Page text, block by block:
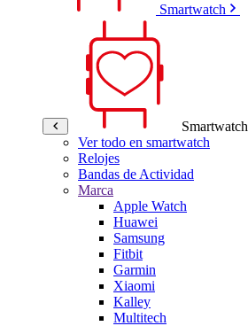
Smartwatch
Smartwatch
Ver todo en smartwatch
Relojes
Bandas de Actividad
Marca
Apple Watch
Huawei
Samsung
Fitbit
Garmin
Xiaomi
Kalley
Multitech